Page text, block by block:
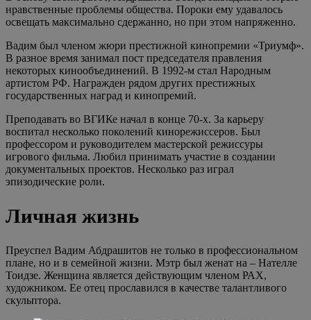
нравственные проблемы общества. Пороки ему удавалось
освещать максимально сдержанно, но при этом напряженно.
Вадим был членом жюри престижной кинопремии «Триумф».
В разное время занимал пост председателя правления
некоторых кинообъединений. В 1992-м стал Народным
артистом РФ. Награжден рядом других престижных
государственных наград и кинопремий.
Преподавать во ВГИКе начал в конце 70-х. За карьеру
воспитал несколько поколений кинорежиссеров. Был
профессором и руководителем мастерской режиссуры
игрового фильма. Любил принимать участие в создании
документальных проектов. Несколько раз играл
эпизодические роли.
Личная жизнь
Преуспел Вадим Абдрашитов не только в профессиональном
плане, но и в семейной жизни. Мэтр был женат на – Нателле
Тоидзе. Женщина является действующим членом РАХ,
художником. Ее отец прославился в качестве талантливого
скульптора.